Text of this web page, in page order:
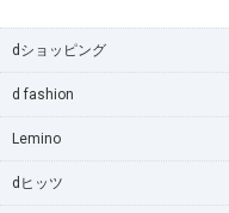
dショッピング
d fashion
Lemino
dヒッツ